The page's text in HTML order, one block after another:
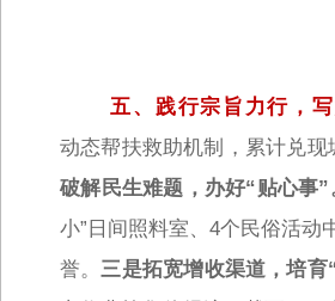
五、践行宗旨力行，
动态帮扶救助机制，累计兑
破解民生难题，办好“贴心事”
小”日间照料室、4个民俗活动
誉。三是拓宽增收渠道，培育